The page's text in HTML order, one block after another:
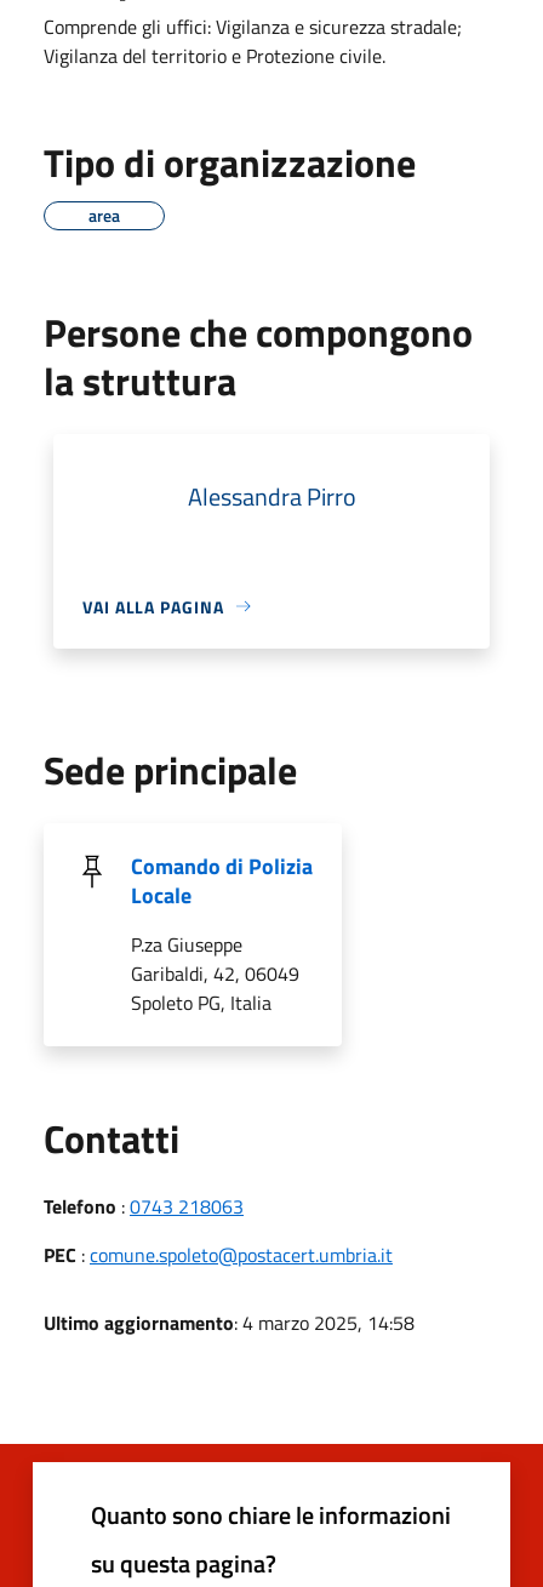
Comprende gli uffici: Vigilanza e sicurezza stradale;
Vigilanza del territorio e Protezione civile.
Tipo di organizzazione
area
Persone che compongono
la struttura
Alessandra Pirro
VAI ALLA PAGINA
Sede principale
Comando di Polizia
Locale
P.za Giuseppe
Garibaldi, 42, 06049
Spoleto PG, Italia
Contatti
Telefono :0743 218063
PEC :comune.spoleto@postacert.umbria.it
Ultimo aggiornamento: 4 marzo 2025, 14:58
Quanto sono chiare le informazioni
su questa pagina?